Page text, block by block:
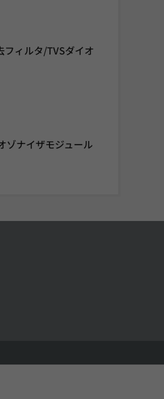
フィルタ/TVSダイオ
ゾナイザモジュール